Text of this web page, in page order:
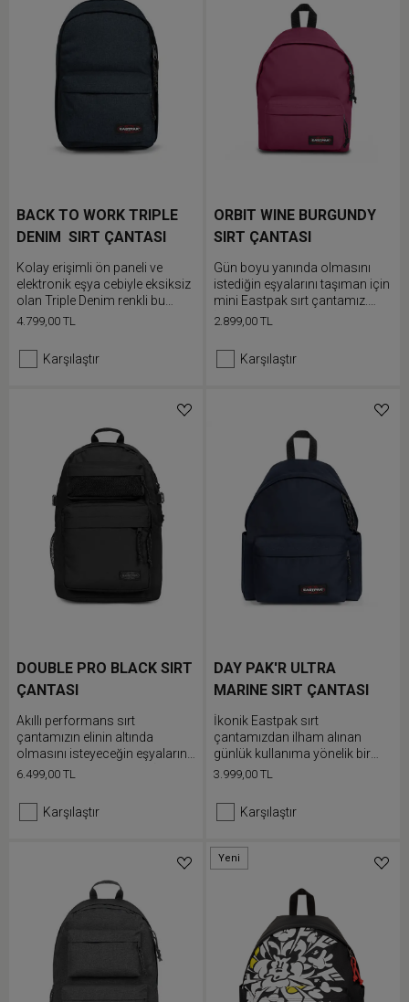
BACK TO WORK TRIPLE
DENIM SIRT ÇANTASI
Kolay erişimli ön paneli ve
elektronik eşya cebiyle eksiksiz
olan Triple Denim renkli bu
dayanıklı çantayı işe götürün
4.799,00 TL
Karşılaştır
ORBIT WINE BURGUNDY
SIRT ÇANTASI
Gün boyu yanında olmasını
istediğin eşyalarını taşıman için
mini Eastpak sırt çantamız.
İkonik Padded Pak'r
versiyonunda dolgulu sırt
paneli ve ayarlanabilir omuz
2.899,00 TL
Karşılaştır
DOUBLE PRO BLACK SIRT
ÇANTASI
Akıllı performans sırt
çantamızın elinin altında
olmasını isteyeceğin eşyaların
için çift ön cebi bulunur. İş veya
bölmesine, dahili dizüstü
bilgisayar cebine ve polar
kayışlarını kullan.
6.499,00 TL
Karşılaştır
DAY PAK'R ULTRA
MARINE SIRT ÇANTASI
İkonik Eastpak sırt
çantamızdan ilham alınan
günlük kullanıma yönelik bir
modeldir. Padded Pak'r sırt
bilgisayar bölmesi, fermuarlı
arka güvenlik cebi ve çok işlevli
özellikle donatılmış yeni
versiyonu.
3.999,00 TL
Karşılaştır
Yeni